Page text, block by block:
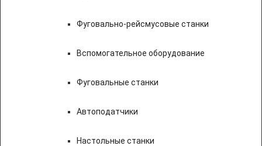
Фуговально-рейсмусовые станки
Вспомогательное оборудование
Фуговальные станки
Автоподатчики
Настольные станки